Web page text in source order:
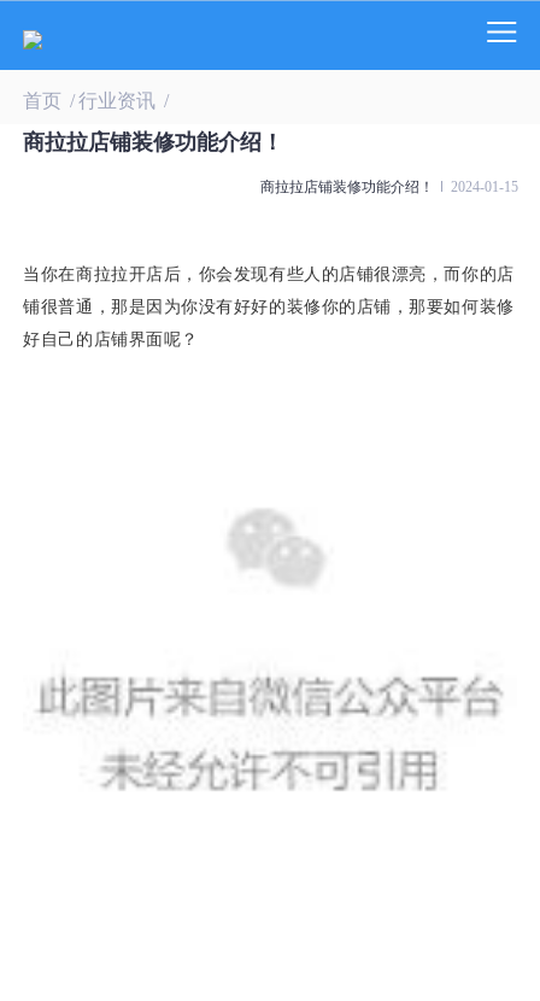
首页 /行业资讯 /
商拉拉店铺装修功能介绍！
商拉拉店铺装修功能介绍！ 2024-01-15
当你在商拉拉开店后，你会发现有些人的店铺很漂亮，而你的店
铺很普通，那是因为你没有好好的装修你的店铺，那要如何装修
好自己的店铺界面呢？